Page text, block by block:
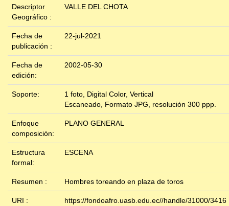
Descriptor
Geográfico :
VALLE DEL CHOTA
Fecha de
publicación :
22-jul-2021
Fecha de
edición:
2002-05-30
Soporte:
1 foto, Digital Color, Vertical
Escaneado, Formato JPG, resolución 300 ppp.
Enfoque
composición:
PLANO GENERAL
Estructura
formal:
ESCENA
Resumen : Hombres toreando en plaza de toros
URI : https://fondoafro.uasb.edu.ec//handle/31000/3416